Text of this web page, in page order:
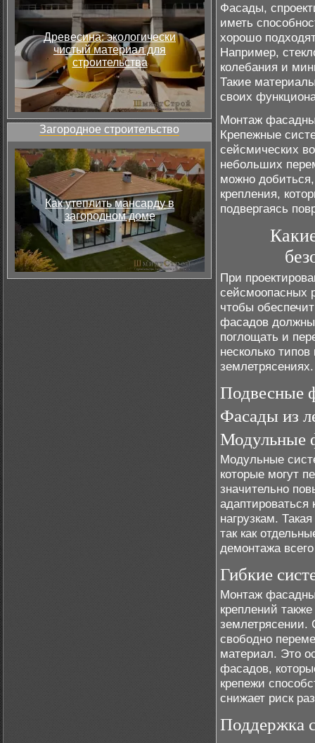
Древесина: экологически
чистый материал для
строительства
Загородное строительство
Как утеплить мансарду в
загородном доме
Фасады,
иметь
хорошо
Например,
колебания и
Такие
своих
Монтаж
Крепежные
сейсмических
небольших
можно
крепления,
подвергаясь
При
сейсмоопасных
чтобы
фасадов
поглощать и
несколько
землетрясениях.
Подвесные
Фасады из
Модульные
Модульные
которые могут
значительно
нагрузкам.
так как
демонтажа
Гибкие
Монтаж
креплений
землетрясении.
свободно
материал. Это
фасадов,
крепежи
снижает риск
Поддержка